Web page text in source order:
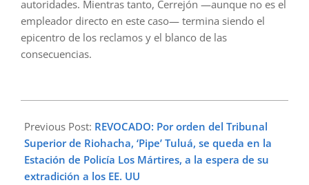
autoridades. Mientras tanto, Cerrejón —aunque no es el
empleador directo en este caso— termina siendo el
epicentro de los reclamos y el blanco de las
consecuencias.
10-
16
Previous Post: REVOCADO: Por orden del Tribunal
Superior de Riohacha, ‘Pipe’ Tuluá, se queda en la
Estación de Policía Los Mártires, a la espera de su
extradición a los EE. UU